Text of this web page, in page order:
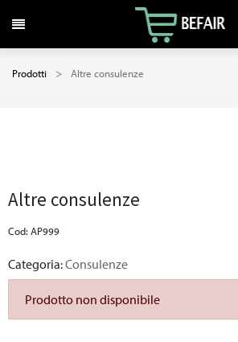
Attiva / disattiva la navigazione
Prodotti Altre consulenze
Altre consulenze
Cod: AP999
Categoria:Consulenze
Prodotto non disponibile